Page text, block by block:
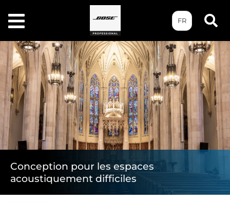
FR
Conception pour les espaces
acoustiquement difficiles